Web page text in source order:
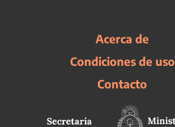
Acerca de
Condiciones de uso
Contacto